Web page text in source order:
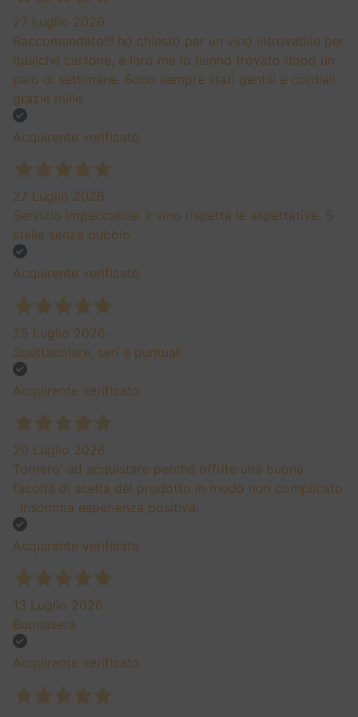
27 Luglio 2026
Raccomandato!!! ho chiesto per un vino introvabile per
qualche cartone, e loro me lo hanno trovato dopo un
paio di settimane. Sono sempre stati gentili e cordiali
grazie mille.
Acquirente verificato
27 Luglio 2026
Servizio impeccabile. Il vino rispetta le aspettative. 5
stelle senza dubbio
Acquirente verificato
25 Luglio 2026
Spettacolare, seri e puntuali
Acquirente verificato
20 Luglio 2026
Tornero' ad acquistare perché offrite una buona
facoltà di scelta del prodotto in modo non complicato
. Insomma esperienza positiva.
Acquirente verificato
13 Luglio 2026
Buonasera
Acquirente verificato